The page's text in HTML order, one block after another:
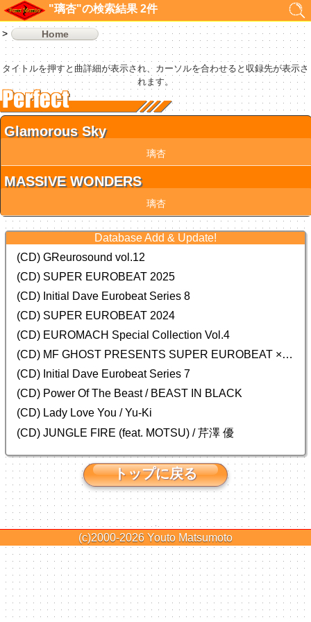
"璃杏"の検索結果 2件
Home
タイトルを押すと曲詳細が表示され、カーソルを合わせると収録先が表示さ
れます。
Glamorous Sky
璃杏
MASSIVE WONDERS
璃杏
Database Add & Update!
(CD) GReurosound vol.12
(CD) SUPER EUROBEAT 2025
(CD) Initial Dave Eurobeat Series 8
(CD) SUPER EUROBEAT 2024
(CD) EUROMACH Special Collection Vol.4
(CD) MF GHOST PRESENTS SUPER EUROBEAT × ORIGINAL SOUNDTRACK NEW COLLECTION
(CD) Initial Dave Eurobeat Series 7
(CD) Power Of The Beast / BEAST IN BLACK
(CD) Lady Love You / Yu-Ki
(CD) JUNGLE FIRE (feat. MOTSU) / 芹澤 優
トップに戻る
(c)2000-2026 Youto Matsumoto